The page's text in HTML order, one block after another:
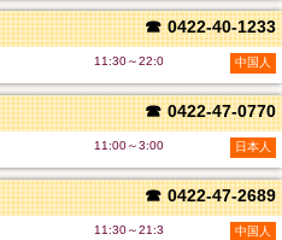
☎ 0422-40-1233
11:30～22:0 中国人
☎ 0422-47-0770
11:00～3:00 日本人
☎ 0422-47-2689
11:30～21:3 中国人